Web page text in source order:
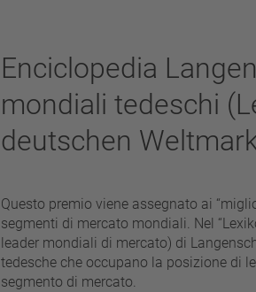
Enciclopedia
mondiali tedeschi
deutschen
Questo premio viene assegnato ai
segmenti di mercato mondiali. Nel
leader mondiali di mercato) di
tedesche che occupano la posizione di
segmento di mercato.